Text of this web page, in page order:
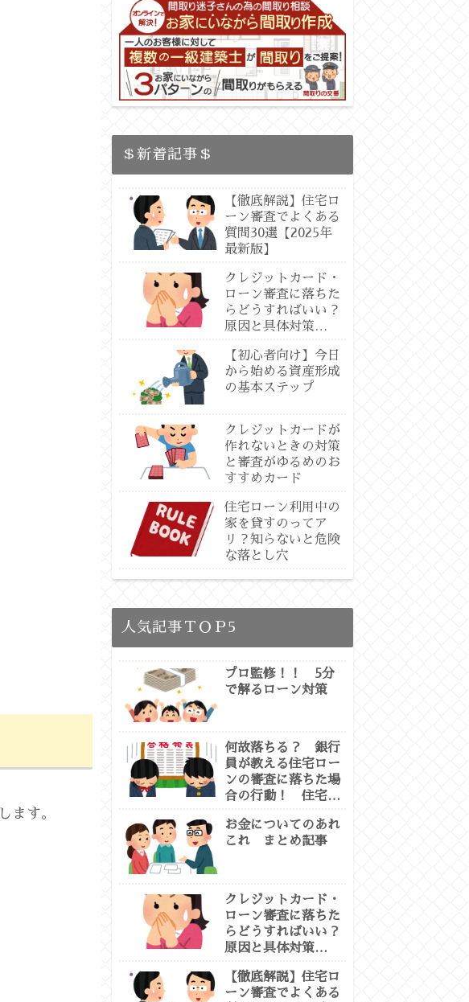
ます。
＄新着記事＄
【徹底解説】住宅ロ
ーン審査でよくある
質問30選【2025年
最新版】
クレジットカード・
ローン審査に落ちた
らどうすればいい？
原因と具体対策
門徹底解説】
【初心者向け】今日
から始める資産形成
の基本ステップ
クレジットカードが
作れないときの対策
と審査がゆるめのお
すすめカード
住宅ローン利用中の
家を貸すのってア
リ？知らないと危険
な落とし穴
人気記事ＴＯＰ5
プロ監修！！ 5分
で解るローン対策
何故落ちる？ 銀行
員が教える住宅ロー
ンの審査に落ちた場
合の行動！ 住宅ロ
お金についてのあれ
これ まとめ記事
クレジットカード・
ローン審査に落ちた
らどうすればいい？
原因と具体対策
門徹底解説】
【徹底解説】住宅ロ
ーン審査でよくある